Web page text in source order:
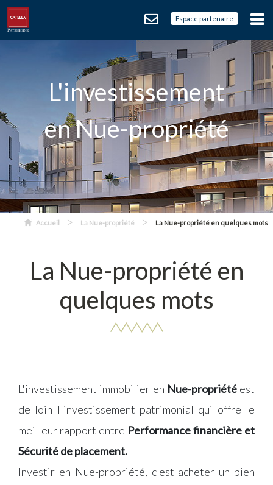
Espace partenaire
L'investissement
en Nue-propriété
Accueil > La Nue-propriété > La Nue-propriété en quelques mots
La Nue-propriété en
quelques mots
L'investissement immobilier en Nue-propriétéest
de loin l'investissement patrimonial qui offre le
meilleur rapport entre Performance financière et
Sécurité de placement.
Investir en Nue-propriété, c'est acheter un bien